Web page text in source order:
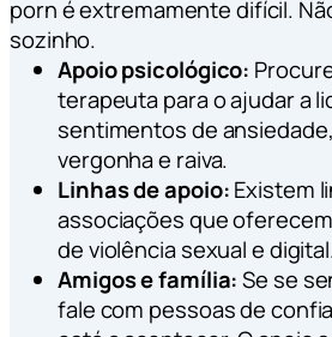
porn é extremamente difícil.
sozinho.
Apoio psicológico:
terapeuta para o ajudar a
sentimentos de
vergonha e raiva.
Linhas de apoio:Existem
associações que
de violência sexual e
Amigos e família:Se se
fale com pessoas de